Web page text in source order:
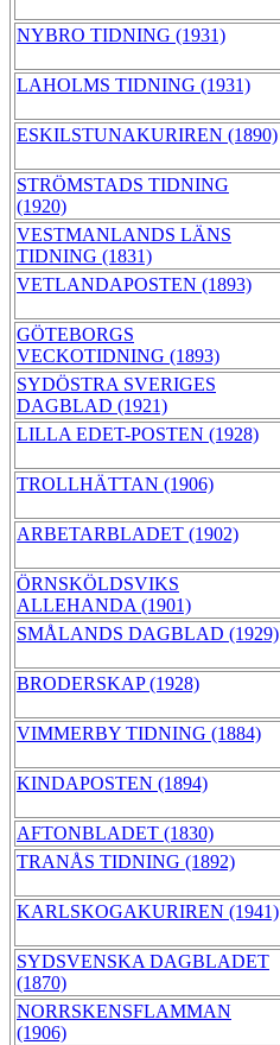
NYBRO TIDNING (1931)
LAHOLMS TIDNING (1931)
ESKILSTUNAKURIREN (1890)
STRÖMSTADS TIDNING
(1920)
VESTMANLANDS LÄNS
TIDNING (1831)
VETLANDAPOSTEN (1893)
GÖTEBORGS
VECKOTIDNING (1893)
SYDÖSTRA SVERIGES
DAGBLAD (1921)
LILLA EDET-POSTEN (1928)
TROLLHÄTTAN (1906)
ARBETARBLADET (1902)
ÖRNSKÖLDSVIKS
ALLEHANDA (1901)
SMÅLANDS DAGBLAD (1929)
BRODERSKAP (1928)
VIMMERBY TIDNING (1884)
KINDAPOSTEN (1894)
AFTONBLADET (1830)
TRANÅS TIDNING (1892)
KARLSKOGAKURIREN (1941)
SYDSVENSKA DAGBLADET
(1870)
NORRSKENSFLAMMAN
(1906)